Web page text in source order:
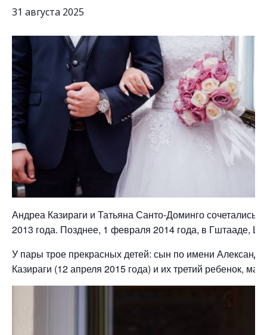
31 августа 2025
Андреа Казираги и Татьяна Санто-Доминго сочетались
2013 года. Позднее, 1 февраля 2014 года, в Гштааде,
У пары трое прекрасных детей: сын по имени
Казираги (12 апреля 2015 года) и их третий ребенок,